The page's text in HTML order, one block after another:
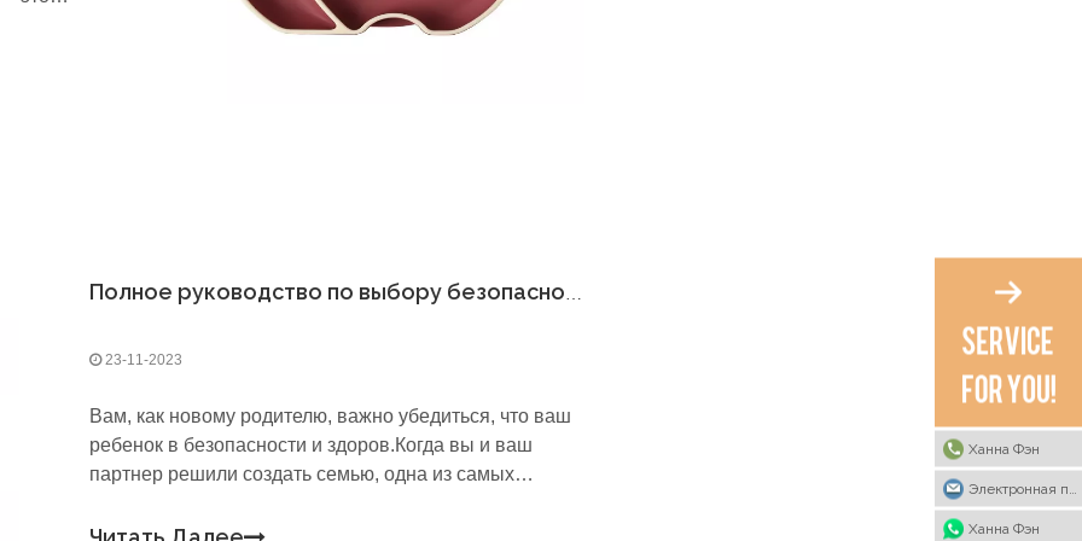
Полное руководство по выбору безопасной посуды для вашего ребенка
23-11-2023
Вам, как новому родителю, важно убедиться, что ваш
ребенок в безопасности и здоров.Когда вы и ваш
партнер решили создать семью, одна из самых
качественная посуда.Поскольку существует такой
Ханна Фэн
Ханна Фэн